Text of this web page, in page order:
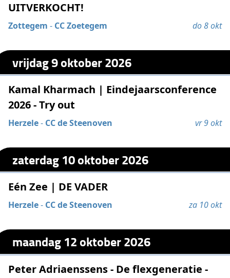
UITVERKOCHT!
Zottegem - CC Zoetegem do 8 okt
vrijdag 9 oktober 2026
Kamal Kharmach | Eindejaarsconference
2026 - Try out
Herzele- CC de Steenoven vr 9 okt
zaterdag 10 oktober 2026
Eén Zee | DE VADER
Herzele- CC de Steenoven za 10 okt
maandag 12 oktober 2026
Peter Adriaenssens - De flexgeneratie -